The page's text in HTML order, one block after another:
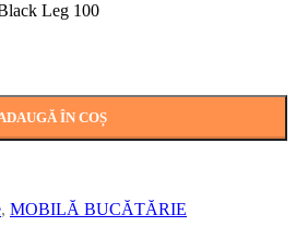
Leg 100
Leg 100
ÎN COȘ
, MOBILĂ BUCĂTĂRIE